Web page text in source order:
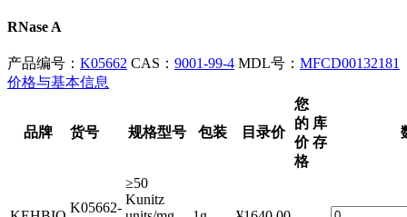
RNase A
产品编号： K05662 CAS： 9001-99-4 MDL号： MFCD00132181
价格与基本信息
品牌 货号 规格型号 包装 目录价
您
的
价
格
库
存
KEHBIO
K05662-
≥50
Kunitz
units/mg
1g ¥1640.00